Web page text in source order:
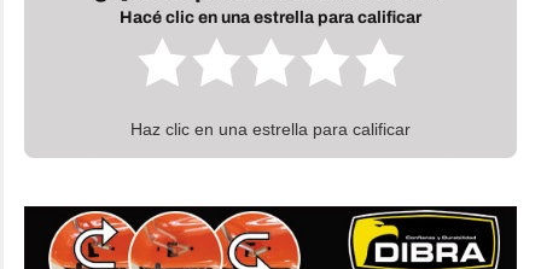
Hacé clic en una estrella para calificar
Haz clic en una estrella para calificar